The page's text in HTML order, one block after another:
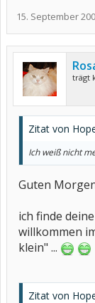
15. September
trägt
Zitat von
Ich weiß nicht
Guten
ich finde
willkommen
klein" ...
Zitat von